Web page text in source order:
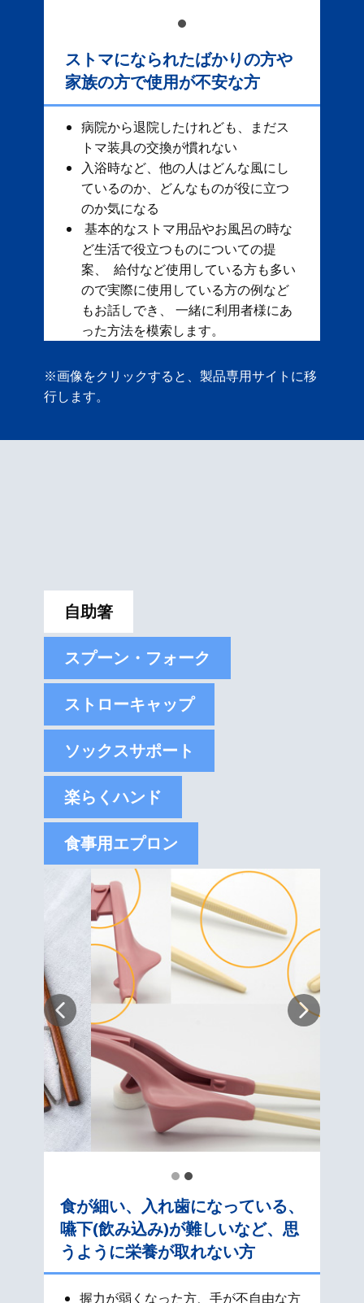
ストマになられたばかりの方や
家族の方で使用が不安な方
病院から退院したけれども、まだス
トマ装具の交換が慣れない
入浴時など、他の人はどんな風にし
ているのか、どんなものが役に立つ
のか気になる
基本的なストマ用品やお風呂の時な
ど生活で役立つものについての提
案、 給付など使用している方も多い
ので実際に使用している方の例など
もお話しでき、 一緒に利用者様にあ
った方法を模索します。
※画像をクリックすると、製品専用サイトに移
行します。
自助箸
スプーン・フォーク
ストローキャップ
ソックスサポート
楽らくハンド
食事用エプロン
食が細い、入れ歯になっている、
嚥下(飲み込み)が難しいなど、思
うように栄養が取れない方
握力が弱くなった方、手が不自由な方